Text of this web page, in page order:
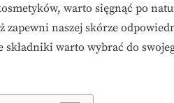
warto sięgnąć po
zapewni naszej skórze
warto wybrać do